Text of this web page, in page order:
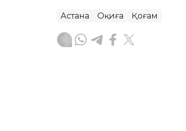
Астана Оқиға Қоғам